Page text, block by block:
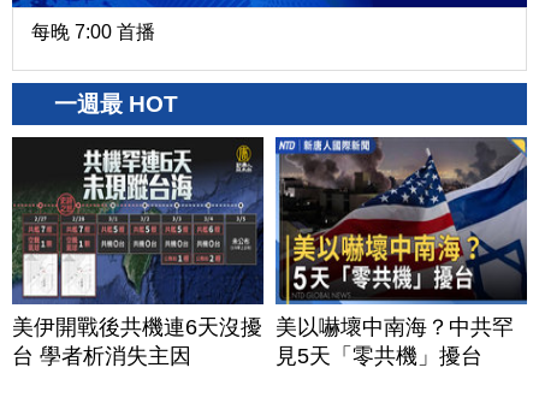
每晚 7:00 首播
一週最 HOT
美伊開戰後共機連6天沒擾
台 學者析消失主因
美以嚇壞中南海？中共罕
見5天「零共機」擾台